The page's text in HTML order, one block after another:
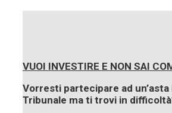
VUOI INVESTIRE E NON SAI
Vorresti partecipare ad
Tribunale ma ti trovi in